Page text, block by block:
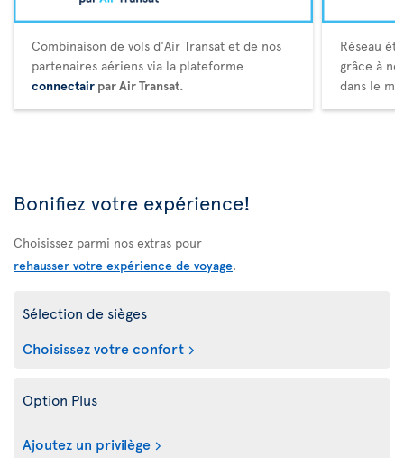
Combinaison de vols d'Air Transat et de nos
partenaires aériens via la plateforme
connectair par Air Transat.
Réseau
grâce à
dans le
Bonifiez votre expérience!
Choisissez parmi nos extras pour
rehausser votre expérience de voyage.
Sélection de sièges
Choisissez votre confort
Option Plus
Ajoutez un privilège